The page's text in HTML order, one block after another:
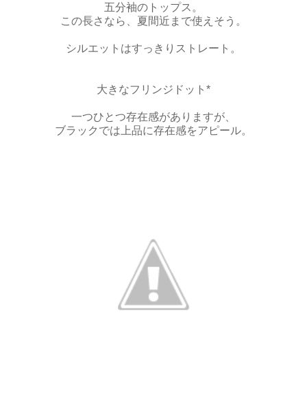
五分袖のトップス。
この長さなら、夏間近まで使えそう。
シルエットはすっきりストレート。
大きなフリンジドット*
一つひとつ存在感がありますが、
ブラックでは上品に存在感をアピール。